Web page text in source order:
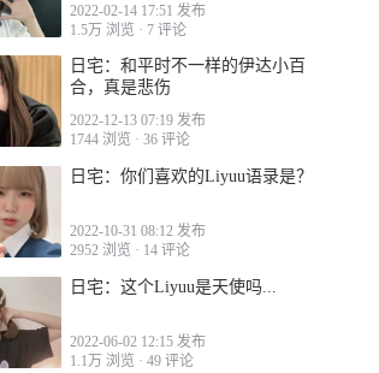
2022-02-14 17:51 发布
1.5万 浏览 · 7 评论
日宅：和平时不一样的伊达小百
合，真是悲伤
2022-12-13 07:19 发布
1744 浏览 · 36 评论
日宅：你们喜欢的Liyuu语录是？
2022-10-31 08:12 发布
2952 浏览 · 14 评论
日宅：这个Liyuu是天使吗...
2022-06-02 12:15 发布
1.1万 浏览 · 49 评论